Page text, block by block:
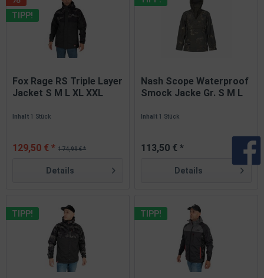
TIPP!
Fox Rage RS Triple Layer
Jacket S M L XL XXL
Inhalt1 Stück
174,99 € *
129,50 € *
Details
Nash Scope Waterproof
Smock Jacke Gr. S M L
Inhalt1 Stück
113,50 € *
Details
TIPP! TIPP!